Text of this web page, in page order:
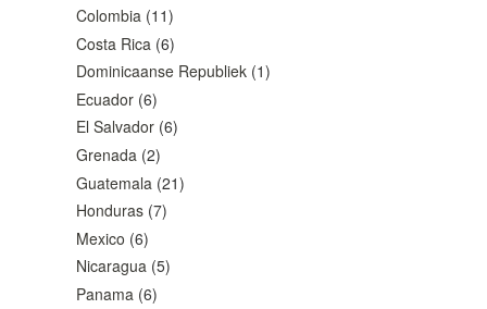
Colombia (11)
Costa Rica (6)
Dominicaanse Republiek (1)
Ecuador (6)
El Salvador (6)
Grenada (2)
Guatemala (21)
Honduras (7)
Mexico (6)
Nicaragua (5)
Panama (6)